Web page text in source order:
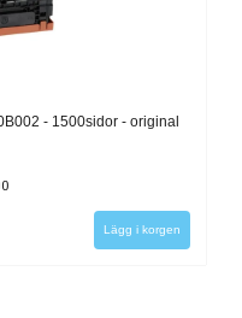
- 1500sidor - original